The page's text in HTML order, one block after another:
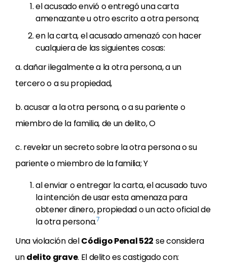
el acusado envió o entregó una carta
amenazante u otro escrito a otra persona;
en la carta, el acusado amenazó con hacer
cualquiera de las siguientes cosas:
a. dañar ilegalmente a la otra persona, a un
tercero o a su propiedad,
b. acusar a la otra persona, o a su pariente o
miembro de la familia, de un delito, O
c. revelar un secreto sobre la otra persona o su
pariente o miembro de la familia; Y
al enviar o entregar la carta, el acusado tuvo
la intención de usar esta amenaza para
obtener dinero, propiedad o un acto oficial de
la otra persona.7
Una violación delCódigo Penal 522 se considera
undelito grave. El delito es castigado con: